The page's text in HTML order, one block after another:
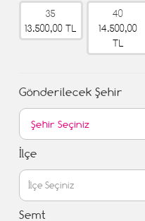
35
13.500,00 TL
40
14.500,00
TL
Gönderilecek Şehir
İlçe
Semt